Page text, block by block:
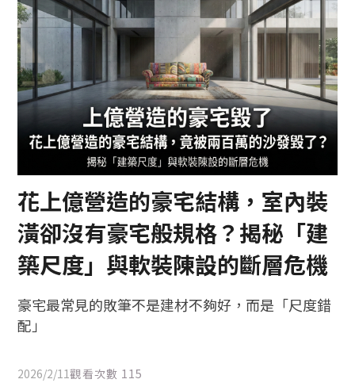
花上億營造的豪宅結構，室內裝
潢卻沒有豪宅般規格？揭秘「建
築尺度」與軟裝陳設的斷層危機
豪宅最常見的敗筆不是建材不夠好，而是「尺度錯
配」
2026/2/11觀看次數 115